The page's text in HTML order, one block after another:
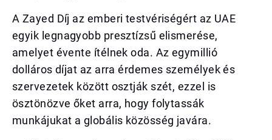
A Zayed Díj az emberi testvériségért az UAE
egyik legnagyobb presztízsű elismerése,
amelyet évente ítélnek oda. Az egymillió
dolláros díjat az arra érdemes személyek és
szervezetek között osztják szét, ezzel is
ösztönözve őket arra, hogy folytassák
munkájukat a globális közösség javára.